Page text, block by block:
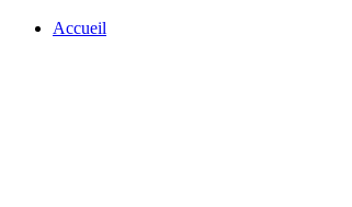
Accueil